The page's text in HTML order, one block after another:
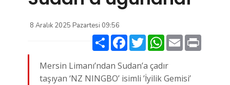
8 Aralık 2025 Pazartesi 09:56
Paylaş FacebookTwitter WhatsApp
Email
Mersin Limanı’ndan Sudan’a çadır
taşıyan ‘NZ NINGBO’ isimli ’İyilik Gemisi’